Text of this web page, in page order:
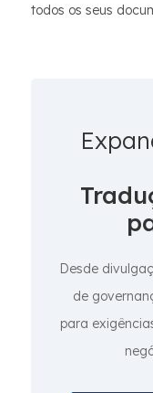
todos os seus
Desde
de
para